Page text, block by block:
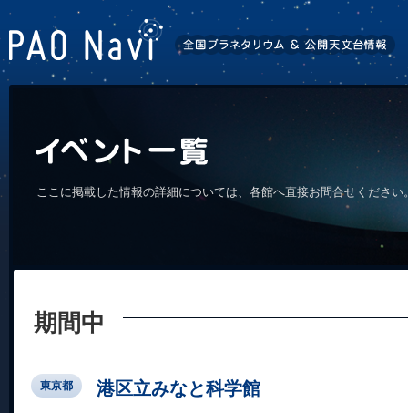
ここに掲載した情報の詳細については、各館へ直接お問合せくださ
期間中
東京都 港区立みなと科学館